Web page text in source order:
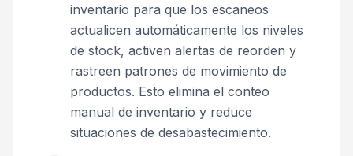
inventario para que los escaneos
actualicen automáticamente los niveles
de stock, activen alertas de reorden y
rastreen patrones de movimiento de
productos. Esto elimina el conteo
manual de inventario y reduce
situaciones de desabastecimiento.